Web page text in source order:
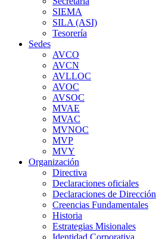
SIEMA
SILA (ASI)
Tesorería
Sedes
AVCO
AVCN
AVLLOC
AVOC
AVSOC
MVAE
MVAC
MVNOC
MVP
MVY
Organización
Directiva
Declaraciones oficiales
Declaraciones de Dirección
Creencias Fundamentales
Historia
Estrategias Misionales
Identidad Corporativa